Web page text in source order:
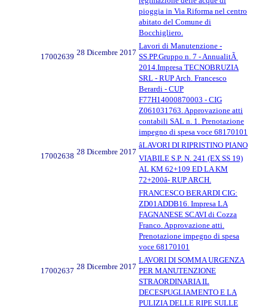
pioggia in Via Riforma nel centro
abitato del Comune di
Bocchigliero.
17002639 28 Dicembre 2017
Lavori di Manutenzione -
SS.PP.Gruppo n. 7 - AnnualitÃ
2014.Impresa TECNOBRUZIA
SRL - RUP Arch. Francesco
Berardi - CUP
F77H14000870003 - CIG
Z061031763. Approvazione atti
contabili SAL n. 1. Prenotazione
impegno di spesa voce 68170101
17002638 28 Dicembre 2017
âLAVORI DI RIPRISTINO PIANO
VIABILE S.P. N. 241 (EX SS 19)
AL KM 62+109 ED LA KM
72+200â- RUP ARCH.
FRANCESCO BERARDI CIG:
ZD01ADDB16. Impresa LA
FAGNANESE SCAVI di Cozza
Franco. Approvazione atti.
Prenotazione impegno di spesa
voce 68170101
17002637 28 Dicembre 2017
LAVORI DI SOMMA URGENZA
PER MANUTENZIONE
STRAORDINARIA IL
DECESPUGLIAMENTO E LA
PULIZIA DELLE RIPE SULLE